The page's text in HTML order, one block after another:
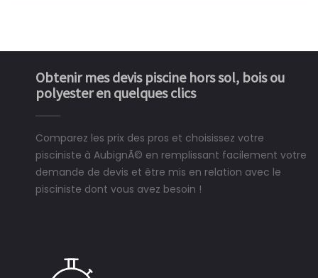
Obtenir mes devis piscine hors sol, bois ou
polyester en quelques clics
Comparez les prix des pros et choisissez votre
pisciniste à AubignÃ© en remplissant facilement votre
demande de devis et être mis en relation avec le
pisciniste dont vous avez besoin !